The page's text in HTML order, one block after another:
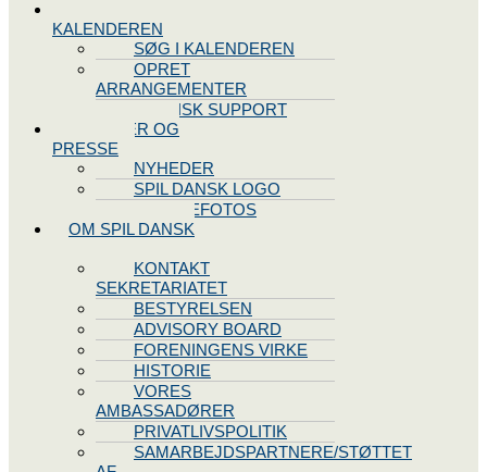
KALENDEREN
SØG I KALENDEREN
OPRET
ARRANGEMENTER
TEKNISK SUPPORT
NYHEDER OG
PRESSE
NYHEDER
SPIL DANSK LOGO
PRESSEFOTOS
OM SPIL DANSK
KONTAKT
SEKRETARIATET
BESTYRELSEN
ADVISORY BOARD
FORENINGENS VIRKE
HISTORIE
VORES
AMBASSADØRER
PRIVATLIVSPOLITIK
SAMARBEJDSPARTNERE/STØTTET